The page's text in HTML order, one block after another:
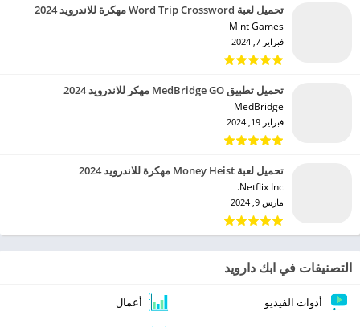
تحميل لعبة Word Trip Crossword مهكرة للاندرويد 2024
Mint Games‏
فبراير 7, 2024
تحميل تطبيق MedBridge GO مهكر للاندرويد 2024
MedBridge‏
فبراير 19, 2024
تحميل لعبة Money Heist مهكرة للاندرويد 2024
Netflix Inc.‏
مارس 9, 2024
التصنيفات في ابك دارويد
أدوات الفيديو أعمال